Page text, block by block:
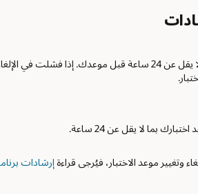
بما لا يقل عن 24 ساعة.
موعد الاختبار، فيُرجى قراءة